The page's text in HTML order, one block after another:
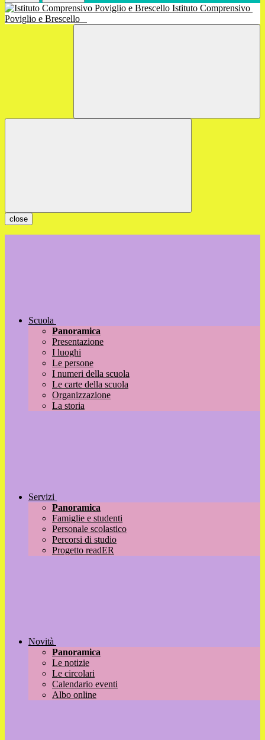
Istituto Comprensivo
Poviglio e Brescello
close
Scuola
Panoramica
Presentazione
I luoghi
Le persone
I numeri della scuola
Le carte della scuola
Organizzazione
La storia
Servizi
Panoramica
Famiglie e studenti
Personale scolastico
Percorsi di studio
Progetto readER
Novità
Panoramica
Le notizie
Le circolari
Calendario eventi
Albo online